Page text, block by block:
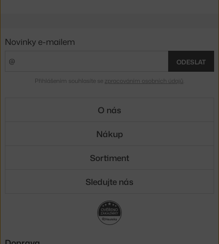
Novinky e-mailem
ODESLAT
Přihlášením souhlasíte se zpracováním osobních údajů
O nás
Nákup
Sortiment
Sledujte nás